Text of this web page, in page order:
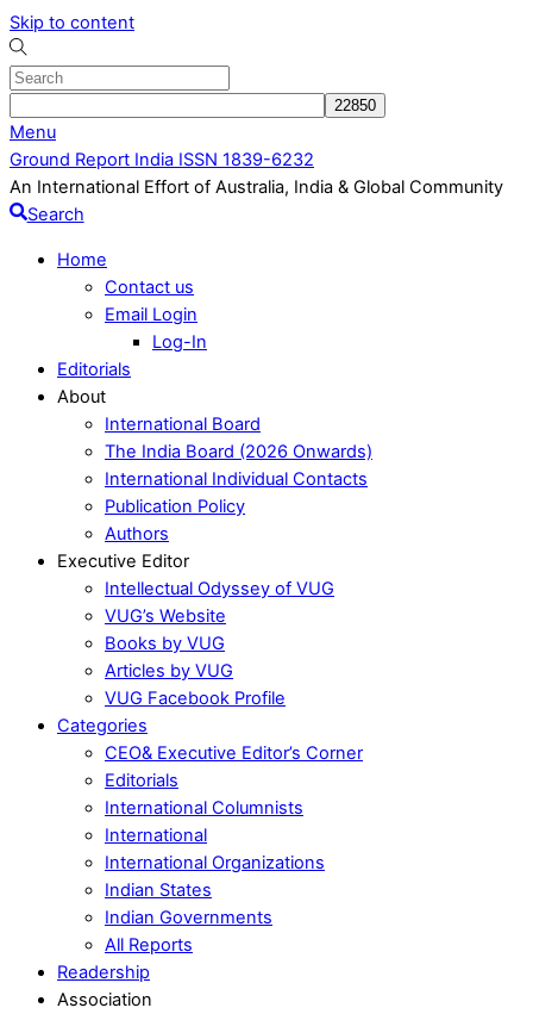
Skip to content
Menu
Ground Report India ISSN 1839-6232
An International Effort of Australia, India & Global Community
Search
Home
Contact us
Email Login
Log-In
Editorials
About
International Board
The India Board (2026 Onwards)
International Individual Contacts
Publication Policy
Authors
Executive Editor
Intellectual Odyssey of VUG
VUG’s Website
Books by VUG
Articles by VUG
VUG Facebook Profile
Categories
CEO& Executive Editor’s Corner
Editorials
International Columnists
International
International Organizations
Indian States
Indian Governments
All Reports
Readership
Association